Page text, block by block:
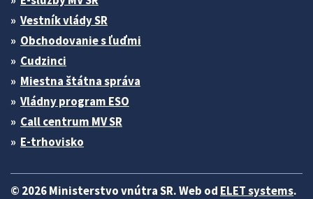
Vestník vlády SR
Obchodovanie s ľuďmi
Cudzinci
Miestna štátna správa
Vládny program ESO
Call centrum MV SR
E-trhovisko
© 2026 Ministerstvo vnútra SR. Web od ELET systems.